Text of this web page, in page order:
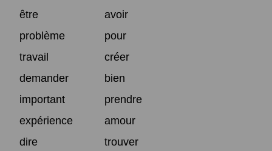
être
avoir
problème
pour
travail
créer
demander
bien
important
prendre
expérience
amour
dire
trouver